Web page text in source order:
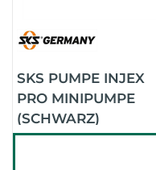
SKS PUMPE INJEX
PRO MINIPUMPE
(SCHWARZ)